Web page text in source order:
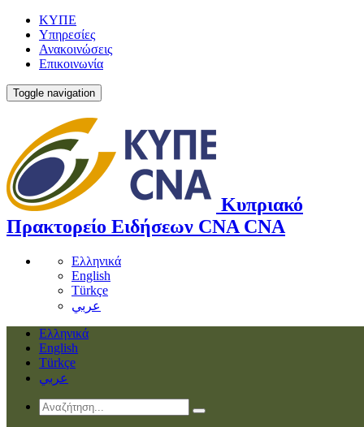
ΚΥΠΕ
Υπηρεσίες
Ανακοινώσεις
Επικοινωνία
Toggle navigation
Κυπριακό
Πρακτορείο Ειδήσεων CNA CNA
Ελληνικά
English
Türkçe
عربي
Ελληνικά
English
Türkçe
عربي